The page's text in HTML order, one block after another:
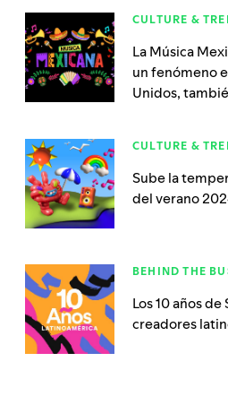
CULTURE &
La Música
un fenómeno
Unidos,
CULTURE &
Sube la
del verano
BEHIND THE
Los 10 años
creadores